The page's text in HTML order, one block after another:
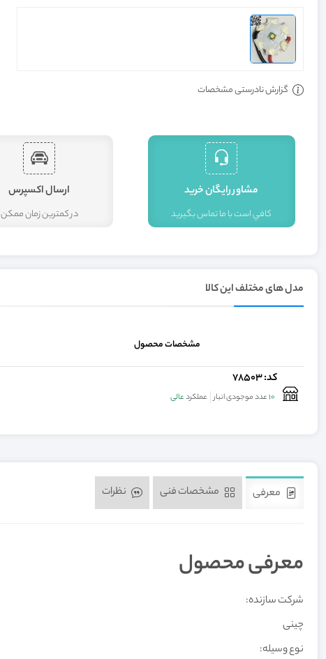
گزارش نادرستی مشخصات
مشاور رايگان خريد
کافي است با ما تماس بگيريد
ارسال اکسپرس
در کمترين زمان ممکن
مدل های مختلف این کالا
مشخصات محصول
کد: 78503
10عدد موجودی انبار عملکردعالی
معرفی
معرفی محصول
شرکت سازنده:
چینی
نوع وسیله: